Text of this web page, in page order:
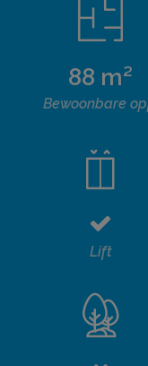
88 m²
Bewoonbare
Lift